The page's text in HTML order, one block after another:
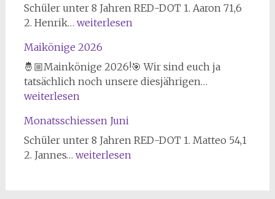
1847
erfolgreich
Landesmeisterschaft
im
Sportschießen
2026
Schüler unter 8 Jahren RED-DOT 1. Aaron 71,6
2. Henrik… Monatsschiessen
weiterlesen
Maikönige 2026
🤴🏼Mainkönige 2026!🎯 Wir sind euch ja
tatsächlich noch unsere diesjährigen…
weiterlesen
Monatsschiessen Juni
Schüler unter 8 Jahren RED-DOT 1. Matteo 54,1
2. Jannes… Monatsschiessen
weiterlesen